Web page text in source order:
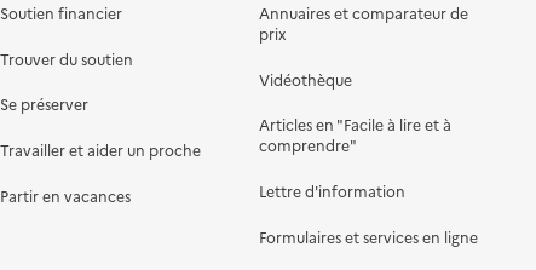
Soutien financier
Trouver du soutien
Se préserver
Travailler et aider un proche
Partir en vacances
Annuaires et comparateur de
prix
Vidéothèque
Articles en "Facile à lire et à
comprendre"
Lettre d'information
Formulaires et services en ligne